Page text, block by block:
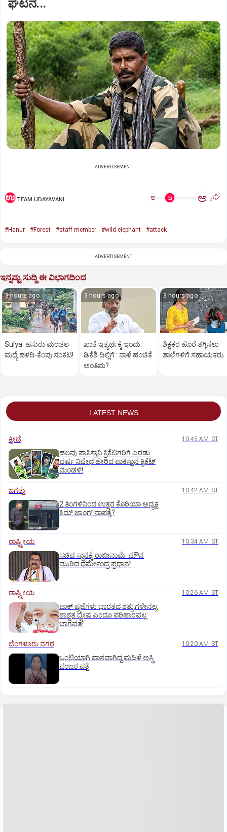
ಘಟನೆ...
ADVERTISEMENT
TEAM UDAYAVANI ಅ ಅ
#Hanur #Forest #staff member #wild elephant #attack
ADVERTISEMENT
ಇನ್ನಷ್ಟು ಸುದ್ದಿ ಈ ವಿಭಾಗದಿಂದ
3 hours ago
Sulya: ಹಸುರು ಮಂಡಲ
ಮಧ್ಯೆ ಹಳದಿ-ಕೆಂಪು ಸಂಕಟ!
3 hours ago
ಖಾತೆ ಇತ್ಯರ್ಥಕ್ಕೆ ಇಂದು
ಡಿಕೆಶಿ ದಿಲ್ಲಿಗೆ : ನಾಳೆ ಹಂಚಿಕೆ
ಅಂತಿಮ?
3 hours ago
ಶಿಕ್ಷಕರ ಹೊರೆ ತಗ್ಗಿಸಲು
ಶಾಲೆಗಳಿಗೆ ಸಹಾಯಕರು
LATEST NEWS
ಕ್ರೀಡೆ 10:45 AM IST
ಹಲವು ಪಾಕಿಸ್ತಾನಿ ಕ್ರಿಕೆಟಿಗರಿಗೆ ಎರಡು
ವರ್ಷ ನಿಷೇಧ ಹೇರಿದ ಪಾಕಿಸ್ತಾನ ಕ್ರಿಕೆಟ್‌
ಮಂಡಳಿ!
ಜಗತ್ತು 10:42 AM IST
2 ತಿಂಗಳಿನಿಂದ ಉತ್ತರ ಕೊರಿಯಾ ಅಧ್ಯಕ್ಷ
ಕಿಮ್‌ ಜಾಂಗ್‌ ನಾಪತ್ತೆ?
ರಾಷ್ಟ್ರೀಯ 10:34 AM IST
ಸಚಿವ ಸ್ಥಾನಕ್ಕೆ ರಾಜೀನಾಮೆ: ಮೌನ
ಮುರಿದ ಧರ್ಮೇಂದ್ರ ಪ್ರಧಾನ್
ರಾಷ್ಟ್ರೀಯ 10:26 AM IST
ಪಾಕ್‌ ಪ್ರಜೆಗಳು ಭಾರತದ ಶತ್ರುಗಳೇನಲ್ಲ,
ಶಾಶ್ವತ ದ್ವೇಷ ಎಂದೂ ಪರಿಹಾರವಲ್ಲ:
ಭಾಗವತ್‌
ಬೆಂಗಳೂರು ನಗರ 10:20 AM IST
ಒಂಟಿಯಾಗಿ ವಾಸವಾಗಿದ್ದ ಮಹಿಳೆ ಅಸ್ಥಿ
ಪಂಜರ ಪತ್ತೆ